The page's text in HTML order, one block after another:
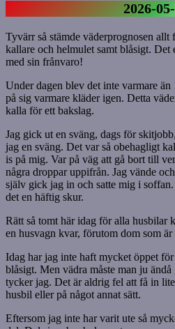
2026-
Tyvärr så stämde väderprognosen
kallare och helmulet samt blåsigt. Det
med sin frånvaro!
Under dagen blev det inte varmare än
på sig varmare kläder igen. Detta
kalla för ett bakslag.
Jag gick ut en sväng, dags för
jag en sväng. Det var så obehagligt
is på mig. Var på väg att gå bort till
några droppar uppifrån. Jag vände
själv gick jag in och satte mig i
det en häftig skur.
Rätt så tomt här idag för alla husbilar
en husvagn kvar, förutom dom som
Idag har jag inte haft mycket öppet
blåsigt. Men vädra måste man ju
tycker jag. Det är aldrig fel att få in
husbil eller på något annat sätt.
Eftersom jag inte har varit ute så